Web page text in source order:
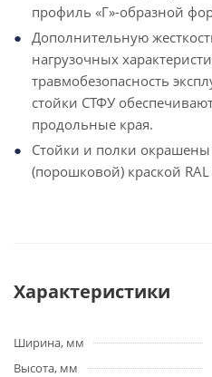
профиль «Г»-образной
Дополнительную
нагрузочных
травмобезопасность
стойки СТФУ
продольные края.
Стойки и полки
(порошковой) краской RAL
Характеристики
Ширина, мм
Высота, мм